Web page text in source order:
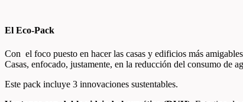
El Eco-Pack
Con el foco puesto en hacer las casas y edificios más
Casas, enfocado, justamente, en la reducción del consumo de
Este pack incluye 3 innovaciones sustentables.